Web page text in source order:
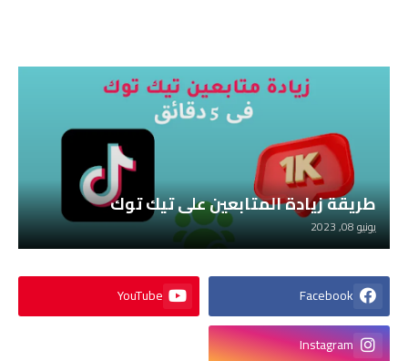
طريقة زيادة المتابعين على تيك توك
يونيو 08, 2023
Facebook
YouTube
Instagram